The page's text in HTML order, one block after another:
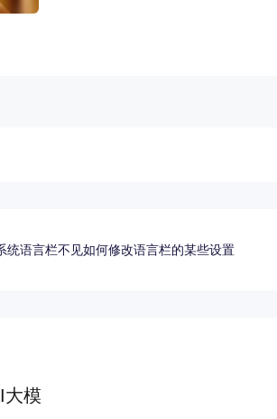
统语言栏不见如何修改语言栏的某些设置
大模